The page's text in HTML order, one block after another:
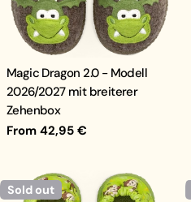
Magic Dragon 2.0 - Modell
2026/2027 mit breiterer
Zehenbox
Regular
From 42,95 €
Sold out